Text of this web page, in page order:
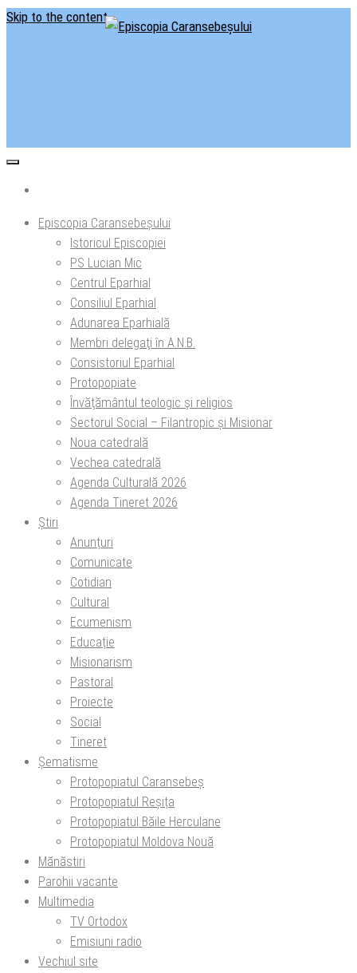
Skip to the content
Episcopia Caransebeșului
Istoricul Episcopiei
PS Lucian Mic
Centrul Eparhial
Consiliul Eparhial
Adunarea Eparhială
Membri delegaţi în A.N.B.
Consistoriul Eparhial
Protopopiate
Învăţământul teologic şi religios
Sectorul Social – Filantropic și Misionar
Noua catedrală
Vechea catedrală
Agenda Culturală 2026
Agenda Tineret 2026
Știri
Anunțuri
Comunicate
Cotidian
Cultural
Ecumenism
Educație
Misionarism
Pastoral
Proiecte
Social
Tineret
Șematisme
Protopopiatul Caransebeș
Protopopiatul Reșița
Protopopiatul Băile Herculane
Protopopiatul Moldova Nouă
Mănăstiri
Parohii vacante
Multimedia
TV Ortodox
Emisiuni radio
Vechiul site